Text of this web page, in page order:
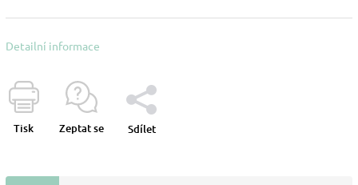
Detailní informace
Tisk Zeptat se Sdílet